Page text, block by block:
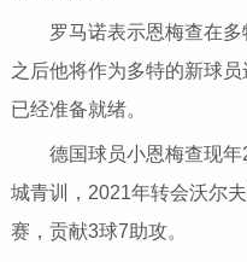
罗马诺表示恩梅查在
之后他将作为多特的新球
已经准备就绪。
德国球员小恩梅查现
城青训，2021年转会沃尔
赛，贡献3球7助攻。